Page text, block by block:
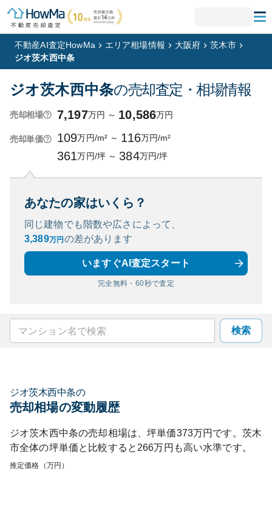
不動産AI査定HowMa エリア相場情報 大阪府
茨木市
ジオ茨木西中条
ジオ茨木西中条の売却査定・相場情報
売却相場 7,197万円 ～ 10,586万円
売却単価 109万円/m² ～ 116万円/m²
361万円/坪 ～ 384万円/坪
あなたの家はいくら？
同じ建物でも階数や広さによって、
3,389万円 の差があります
いますぐAI査定スタート
完全無料・60秒で査定
検索
ジオ茨木西中条の
売却相場の変動履歴
ジオ茨木西中条の売却相場は、坪単価373万円です。 茨木
市全体の坪単価と比較すると 266万円も高い水準です。
推定価格（万円）